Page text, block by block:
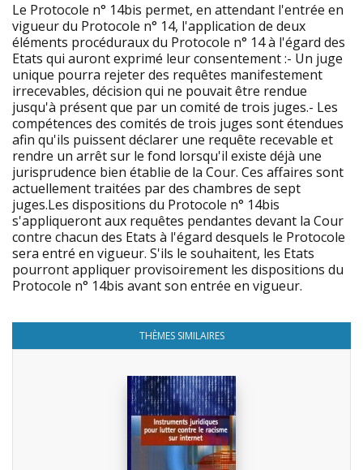
Le Protocole n° 14bis permet, en attendant l'entrée en
vigueur du Protocole n° 14, l'application de deux
éléments procéduraux du Protocole n° 14 à l'égard des
Etats qui auront exprimé leur consentement :- Un juge
unique pourra rejeter des requêtes manifestement
irrecevables, décision qui ne pouvait être rendue
jusqu'à présent que par un comité de trois juges.- Les
compétences des comités de trois juges sont étendues
afin qu'ils puissent déclarer une requête recevable et
rendre un arrêt sur le fond lorsqu'il existe déjà une
jurisprudence bien établie de la Cour. Ces affaires sont
actuellement traitées par des chambres de sept
juges.Les dispositions du Protocole n° 14bis
s'appliqueront aux requêtes pendantes devant la Cour
contre chacun des Etats à l'égard desquels le Protocole
sera entré en vigueur. S'ils le souhaitent, les Etats
pourront appliquer provisoirement les dispositions du
Protocole n° 14bis avant son entrée en vigueur.
THÈMES SIMILAIRES